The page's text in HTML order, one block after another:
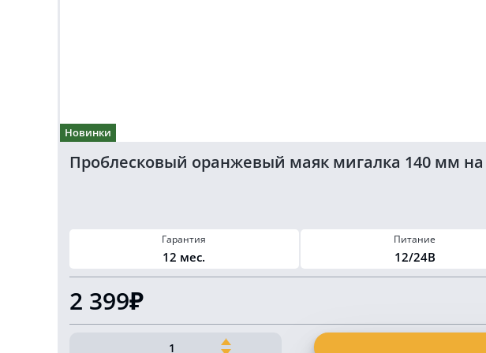
Новинки
Проблесковый оранжевый маяк мигалка 140 мм
Гарантия
12 мес.
Питание
12/24В
2 399₽
Количество